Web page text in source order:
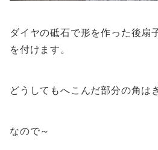
ダイヤの砥石で形を作った後扇
を付けます。
どうしてもへこんだ部分の角は
なので～